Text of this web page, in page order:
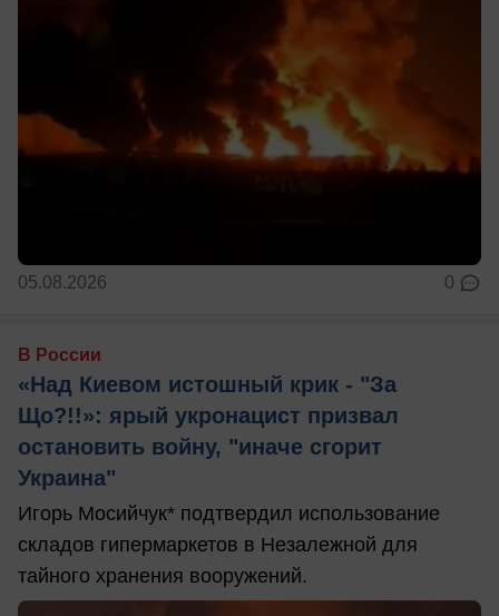
05.08.2026 0
В России
«Над Киевом истошный крик - "За
Що?!!»: ярый укронацист призвал
остановить войну, "иначе сгорит
Украина"
Игорь Мосийчук* подтвердил использование
складов гипермаркетов в Незалежной для
тайного хранения вооружений.